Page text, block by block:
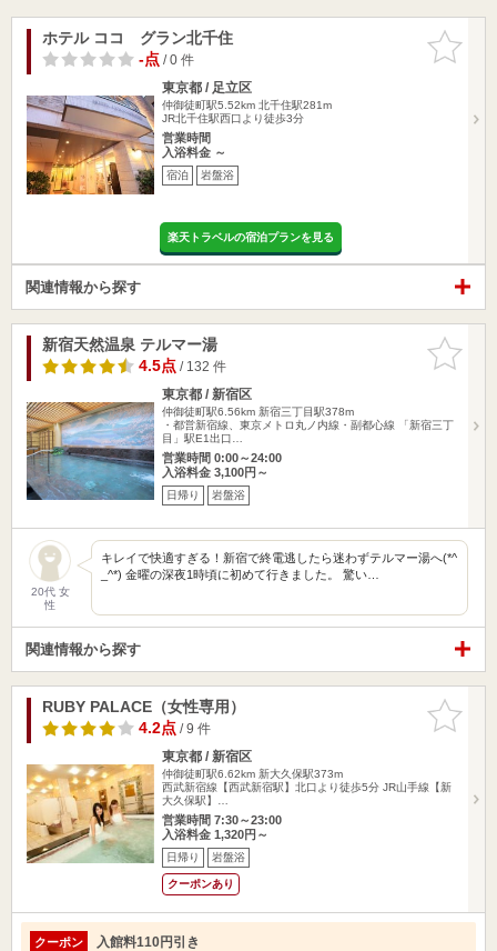
お気に入
りに追加
ホテル ココ グラン北千住
-点/ 0 件
東京都 / 足立区
仲御徒町駅5.52km 北千住駅281m
JR北千住駅西口より徒歩3分
営業時間
入浴料金 ～
宿泊 岩盤浴
楽天トラベルの宿泊プランを見る
関連情報から探す
お気に入
りに追加
新宿天然温泉 テルマー湯
4.5点/ 132 件
東京都 / 新宿区
仲御徒町駅6.56km 新宿三丁目駅378m
・都営新宿線、東京メトロ丸ノ内線・副都心線 「新宿三丁
目」駅E1出口…
営業時間 0:00～24:00
入浴料金 3,100円～
日帰り 岩盤浴
20代 女
性
キレイで快適すぎる！新宿で終電逃したら迷わずテルマー湯へ(*^
_^*) 金曜の深夜1時頃に初めて行きました。 驚い…
関連情報から探す
お気に入
りに追加
RUBY PALACE（女性専用）
4.2点/ 9 件
東京都 / 新宿区
仲御徒町駅6.62km 新大久保駅373m
西武新宿線【西武新宿駅】北口より徒歩5分 JR山手線【新
大久保駅】…
営業時間 7:30～23:00
入浴料金 1,320円～
日帰り 岩盤浴
クーポンあり
クーポン 入館料110円引き